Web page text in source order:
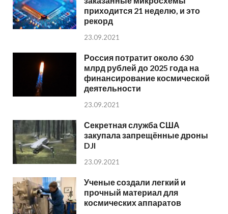
приходится 21 неделю, и это
рекорд
23.09.2021
Россия потратит около 630
млрд рублей до 2025 года на
финансирование космической
деятельности
23.09.2021
Секретная служба США
закупала запрещённые дроны
DJI
23.09.2021
Ученые создали легкий и
прочный материал для
космических аппаратов